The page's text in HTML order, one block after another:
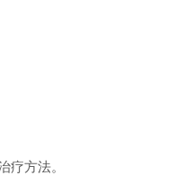
疗方法。